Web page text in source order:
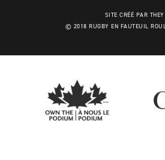
SITE CRÉÉ PAR THEY
© 2018 RUGBY EN FAUTEUIL